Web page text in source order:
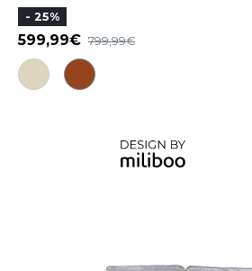
- 25%
599,99 799,99